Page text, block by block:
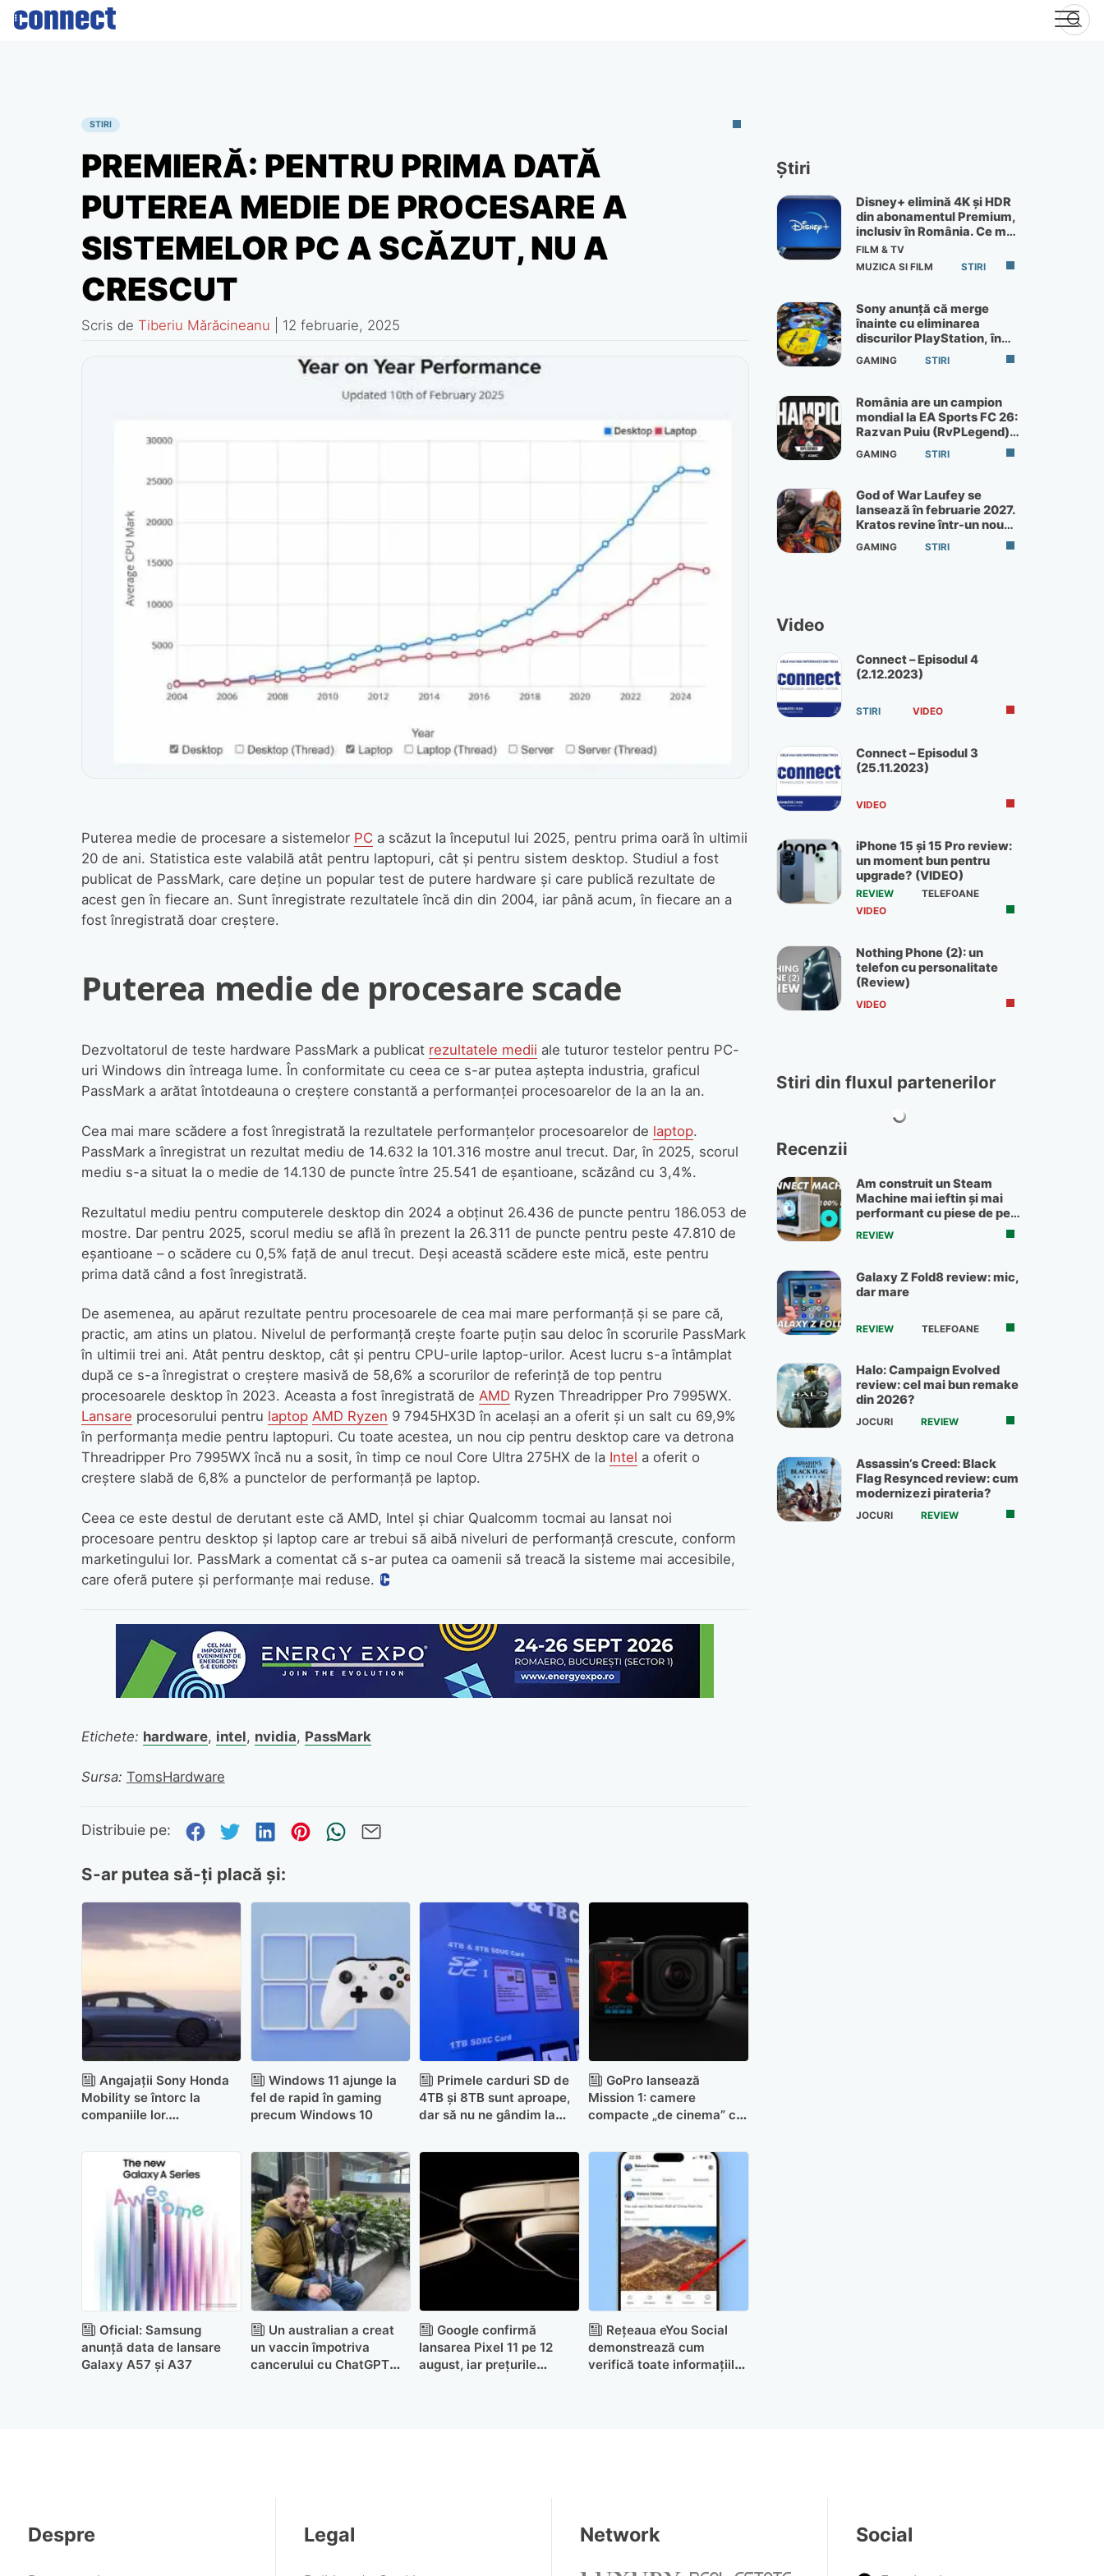
Skip
STIRI
PREMIERĂ: PENTRU PRIMA DATĂ
PUTEREA MEDIE DE PROCESARE A
SISTEMELOR PC A SCĂZUT, NU A
CRESCUT
Scris de Tiberiu Mărăcineanu 12 februarie, 2025
Puterea medie de procesare a sistemelor PCa scăzut la începutul lui 2025, pentru prima oară în ultimii
20 de ani. Statistica este valabilă atât pentru laptopuri, cât și pentru sistem desktop. Studiul a fost
publicat de PassMark, care deține un popular test de putere hardware și care publică rezultate de
acest gen în fiecare an. Sunt înregistrate rezultatele încă din din 2004, iar până acum, în fiecare an a
fost înregistrată doar creștere.
Puterea medie de procesare scade
Dezvoltatorul de teste hardware PassMark a publicat rezultatele medii ale tuturor testelor pentru PC-
uri Windows din întreaga lume. În conformitate cu ceea ce s-ar putea aștepta industria, graficul
PassMark a arătat întotdeauna o creștere constantă a performanței procesoarelor de la an la an.
Cea mai mare scădere a fost înregistrată la rezultatele performanțelor procesoarelor de laptop.
PassMark a înregistrat un rezultat mediu de 14.632 la 101.316 mostre anul trecut. Dar, în 2025, scorul
mediu s-a situat la o medie de 14.130 de puncte între 25.541 de eșantioane, scăzând cu 3,4%.
Rezultatul mediu pentru computerele desktop din 2024 a obținut 26.436 de puncte pentru 186.053 de
mostre. Dar pentru 2025, scorul mediu se află în prezent la 26.311 de puncte pentru peste 47.810 de
eșantioane – o scădere cu 0,5% față de anul trecut. Deși această scădere este mică, este pentru
prima dată când a fost înregistrată.
De asemenea, au apărut rezultate pentru procesoarele de cea mai mare performanță și se pare că,
practic, am atins un platou. Nivelul de performanță crește foarte puțin sau deloc în scorurile PassMark
în ultimii trei ani. Atât pentru desktop, cât și pentru CPU-urile laptop-urilor. Acest lucru s-a întâmplat
după ce s-a înregistrat o creștere masivă de 58,6% a scorurilor de referință de top pentru
procesoarele desktop în 2023. Aceasta a fost înregistrată de AMD Ryzen Threadripper Pro 7995WX.
Lansare procesorului pentru laptop AMD Ryzen 9 7945HX3D în același an a oferit și un salt cu 69,9%
în performanța medie pentru laptopuri. Cu toate acestea, un nou cip pentru desktop care va detrona
Threadripper Pro 7995WX încă nu a sosit, în timp ce noul Core Ultra 275HX de la Intel a oferit o
creștere slabă de 6,8% a punctelor de performanță pe laptop.
Ceea ce este destul de derutant este că AMD, Intel și chiar Qualcomm tocmai au lansat noi
procesoare pentru desktop și laptop care ar trebui să aibă niveluri de performanță crescute, conform
marketingului lor. PassMark a comentat că s-ar putea ca oamenii să treacă la sisteme mai accesibile,
care oferă putere și performanțe mai reduse.
Etichete: hardware, intel, nvidia, PassMark
Sursa: TomsHardware
Distribuie pe: Distribuie pe Facebook
Distribuie pe Twitter
Distribuie pe LinkedIn
Distribuie pe Pinterest
Trimite prin whatsapp
S-ar putea să-ți placă și:
Angajații Sony Honda
Mobility se întorc la
companiile lor.
Windows 11 ajunge la
fel de rapid în gaming
precum Windows 10
Primele carduri SD de
4TB și 8TB sunt aproape,
dar să nu ne gândim la
GoPro lansează
Mission 1: camere
compacte „de cinema” cu
8K
Oficial: Samsung
anunță data de lansare
Galaxy A57 și A37
Un australian a creat
un vaccin împotriva
cancerului cu ChatGPT
Google confirmă
lansarea Pixel 11 pe 12
august, iar prețurile
Rețeaua eYou Social
demonstrează cum
verifică toate informațiile
Știri
Disney+ elimină 4K și HDR
din abonamentul Premium,
inclusiv în România. Ce mai
primești de 60 lei pe lună
FILM & TV
MUZICA SI FILM
STIRI
Sony anunță că merge
înainte cu eliminarea
discurilor PlayStation, în
ciuda protestelor
GAMING STIRI
România are un campion
mondial la EA Sports FC 26:
Razvan Puiu (RvPLegend)
câștigă turneul de la Paris
GAMING STIRI
God of War Laufey se
lansează în februarie 2027.
Kratos revine într-un nou
God of War
GAMING STIRI
Video
Connect – Episodul 4
(2.12.2023)
STIRI VIDEO
Connect – Episodul 3
(25.11.2023)
VIDEO
iPhone 15 și 15 Pro review:
un moment bun pentru
upgrade? (VIDEO)
REVIEW
TELEFOANE
VIDEO
Nothing Phone (2): un
telefon cu personalitate
(Review)
VIDEO
Stiri din fluxul partenerilor
Recenzii
Am construit un Steam
Machine mai ieftin și mai
performant cu piese de pe
OLX
REVIEW
Galaxy Z Fold8 review: mic,
dar mare
REVIEW TELEFOANE
Halo: Campaign Evolved
review: cel mai bun remake
din 2026?
JOCURI REVIEW
Assassin’s Creed: Black
Flag Resynced review: cum
modernizezi pirateria?
JOCURI REVIEW
Despre Legal Network Social